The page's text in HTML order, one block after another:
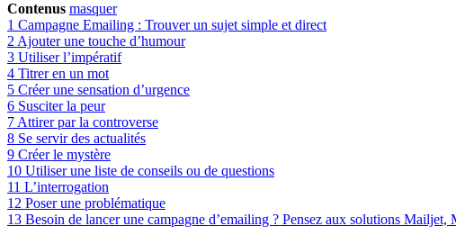
Contenus masquer
1 Campagne Emailing : Trouver un sujet simple et direct
2 Ajouter une touche d’humour
3 Utiliser l’impératif
4 Titrer en un mot
5 Créer une sensation d’urgence
6 Susciter la peur
7 Attirer par la controverse
8 Se servir des actualités
9 Créer le mystère
10 Utiliser une liste de conseils ou de questions
11 L’interrogation
12 Poser une problématique
13 Besoin de lancer une campagne d’emailing ? Pensez aux solutions